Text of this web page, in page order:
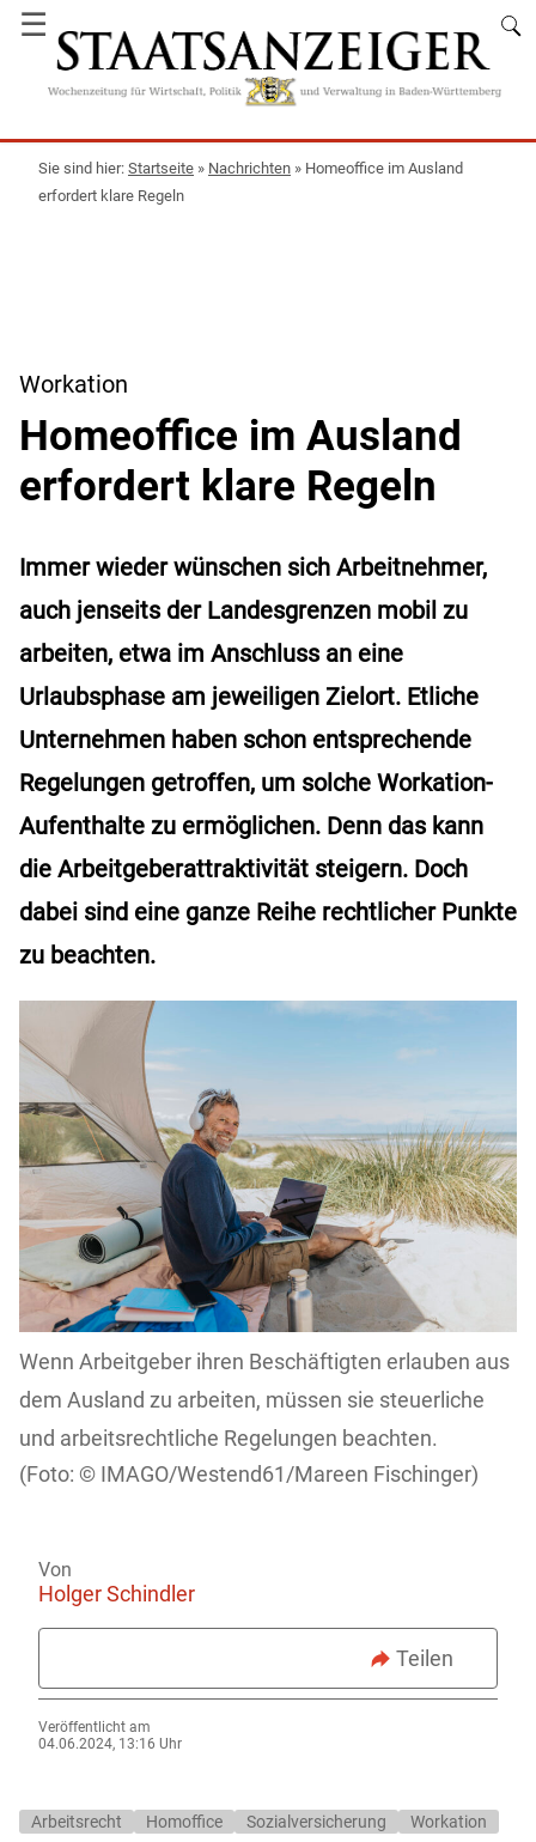
☰
Startseite » Nachrichten » Homeoffice im Ausland
erfordert klare Regeln
Workation
Homeoffice im Ausland
erfordert klare Regeln
Immer wieder wünschen sich Arbeitnehmer,
auch jenseits der Landesgrenzen mobil zu
arbeiten, etwa im Anschluss an eine
Urlaubsphase am jeweiligen Zielort. Etliche
Unternehmen haben schon entsprechende
Regelungen getroffen, um solche Workation-
Aufenthalte zu ermöglichen. Denn das kann
die Arbeitgeberattraktivität steigern. Doch
dabei sind eine ganze Reihe rechtlicher Punkte
zu beachten.
Wenn Arbeitgeber ihren Beschäftigten erlauben aus
dem Ausland zu arbeiten, müssen sie steuerliche
und arbeitsrechtliche Regelungen beachten.
IMAGO/Westend61/Mareen Fischinger)
Von
Holger Schindler
Teilen
Veröffentlicht am
04.06.2024, 13:16 Uhr
Arbeitsrecht Homoffice Sozialversicherung Workation